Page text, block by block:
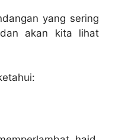
yang sering
akan kita lihat